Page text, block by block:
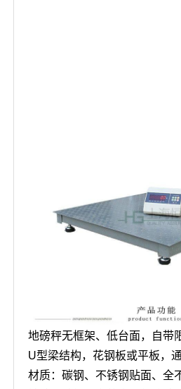
地磅秤无框架、低台面，自带
U型梁结构，花钢板或平板，
材质：碳钢、不锈钢贴面、全